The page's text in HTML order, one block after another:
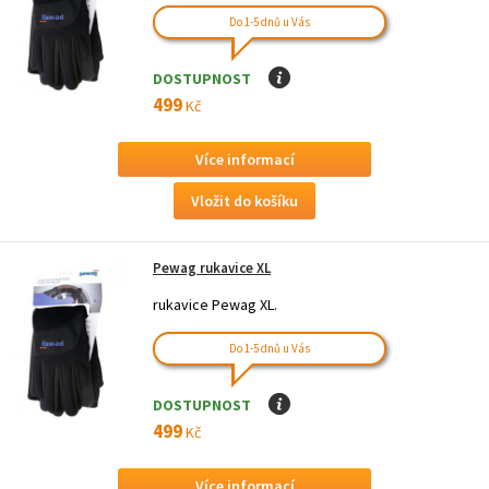
Do 1-5 dnů u Vás
DOSTUPNOST I
499Kč
Více informací
Pewag rukavice XL
rukavice Pewag XL.
Do 1-5 dnů u Vás
DOSTUPNOST I
499Kč